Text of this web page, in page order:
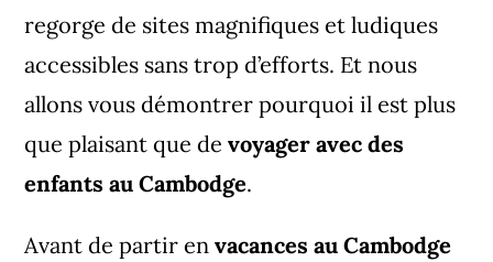
regorge de sites magnifiques et ludiques
accessibles sans trop d’efforts. Et nous
allons vous démontrer pourquoi il est plus
que plaisant que de voyager avec des
enfants au Cambodge.
Avant de partir en vacances au Cambodge